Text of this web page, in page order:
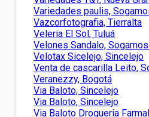
Variedades paulis,
Vazcorfotografia, Tierralta
Veleria El Sol, Tuluá
Velones Sandalo,
Velotax Sicelejo, Sincelejo
Venta de cascarilla Leito,
Veranezzy, Bogotá
Via Baloto, Sincelejo
Via Baloto, Sincelejo
Via Baloto Drogueria